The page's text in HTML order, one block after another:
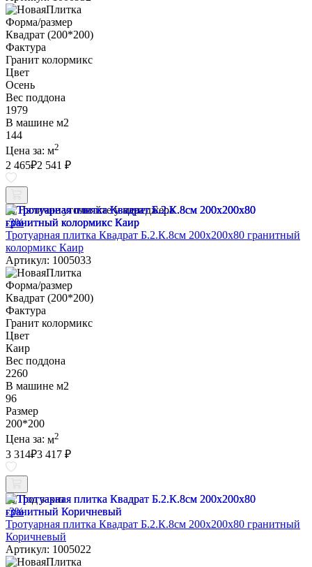
Форма/размер
Квадрат (200*200)
Фактура
Гранит колормикс
Цвет
Осень
Вес поддона
1979
В машине м2
144
Цена за: м2
2 465₽2 541 ₽
Наличие уточняйте у менеджера
-3%
Тротуарная плитка Квадрат Б.2.К.8см 200х200х80 гранитный
колормикс Каир
Артикул: 1005033
Форма/размер
Квадрат (200*200)
Фактура
Гранит колормикс
Цвет
Каир
Вес поддона
2260
В машине м2
96
Размер
200*200
Цена за: м2
3 314₽3 417 ₽
Под заказ
-3%
Тротуарная плитка Квадрат Б.2.К.8см 200х200х80 гранитный
Коричневый
Артикул: 1005022